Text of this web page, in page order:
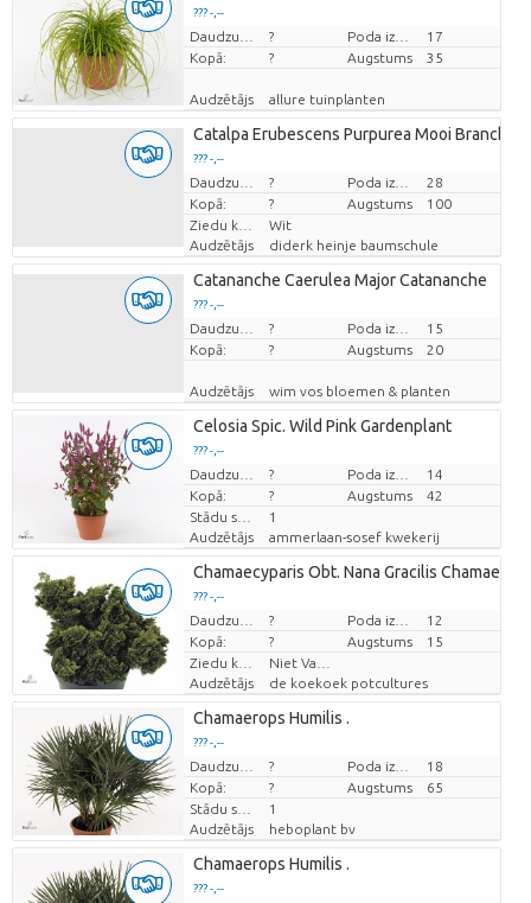
??? -,--
Cena par vienību
?
17
Kopā:
? Augstums 35
Audzētājs allure tuinplanten
Catalpa Erubescens Purpurea Mooi Branched
??? -,--
Cena par vienību
?
28
Kopā:
? Augstums
100
Ziedu krāsas
Wit
Audzētājs
diderk heinje baumschule
Catananche Caerulea Major Catananche
??? -,--
Cena par vienību
?
15
Kopā:
? Augstums 20
Audzētājs wim vos bloemen & planten
Celosia Spic. Wild Pink Gardenplant
??? -,--
Cena par vienību
?
14
Kopā:
? Augstums
42
Stādu skaits/pods
1
Audzētājs
ammerlaan-sosef kwekerij
Chamaecyparis Obt. Nana Gracilis
??? -,--
Cena par vienību
?
12
Kopā:
? Augstums
15
Ziedu krāsas
Audzētājs
de koekoek potcultures
Chamaerops Humilis .
??? -,--
Cena par vienību
?
18
Kopā:
? Augstums
65
Stādu skaits/pods
1
Audzētājs
heboplant bv
Chamaerops Humilis .
??? -,--